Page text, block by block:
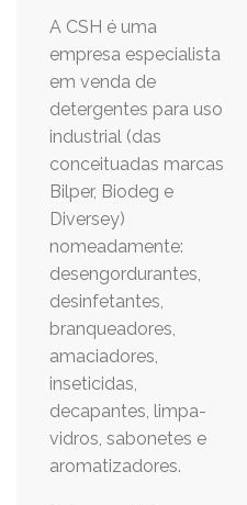
A CSH é uma
empresa especialista
em venda de
detergentes para uso
industrial (das
conceituadas marcas
Bilper, Biodeg e
Diversey)
nomeadamente:
desengordurantes,
desinfetantes,
branqueadores,
amaciadores,
inseticidas,
decapantes, limpa-
vidros, sabonetes e
aromatizadores.